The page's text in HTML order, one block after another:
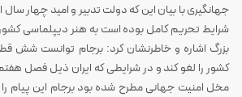
جهانگیری با بیان این که دولت تدبیر و امید چهار
شرایط تحریم کامل بوده است به هنر دیپلماسی کشور
بزرگ اشاره و خاطرنشان کرد: برجام توانست شش
کشور را لغو کند و در شرایطی که ایران ذیل فصل
مخل امنیت جهانی مطرح شده بود برجام این پیام را